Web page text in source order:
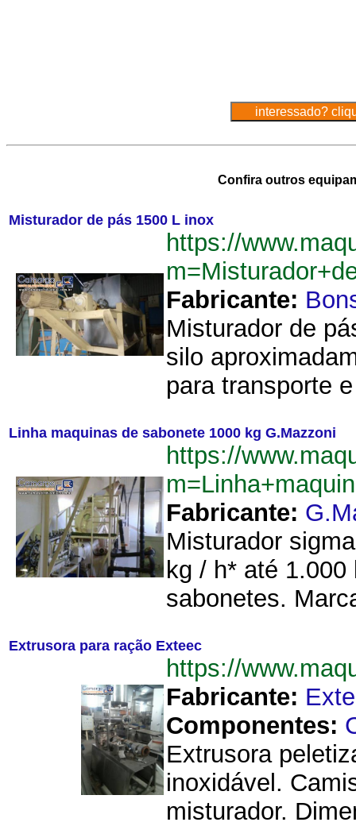
Confira outros
Misturador de pás 1500 L inox
https://
Fabricante:
Misturador de
silo
para transporte
Linha maquinas de sabonete 1000 kg G.Mazzoni
https://
Fabricante:
Misturador
kg / h* até
sabonetes.
Extrusora para ração Exteec
https://
Fabricante:
Componentes:
Extrusora
inoxidável.
misturador.